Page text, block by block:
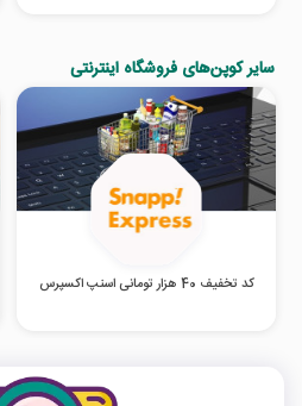
سایر کوپن‌های فروشگاه اینترنتی
کد تخفیف 40 هزار تومانی اسنپ اکسپرس